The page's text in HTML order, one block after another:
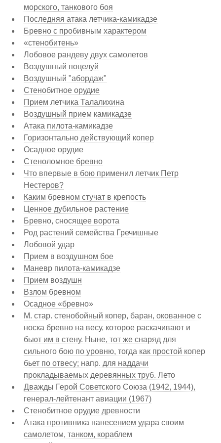
морского, танкового боя
Последняя атака летчика-камикадзе
Бревно с пробивным характером
«стенобитень»
Лобовое рандеву двух самолетов
Воздушный поцелуй
Воздушный "абордаж"
Стенобитное орудие
Прием летчика Талалихина
Воздушный прием камикадзе
Атака пилота-камикадзе
Горизонтально действующий копер
Осадное орудие
Стеноломное бревно
Что впервые в бою применил летчик Петр
Нестеров?
Каким бревном стучат в крепость
Ценное дубильное растение
Бревно, сносящее ворота
Род растений семейства Гречишные
Лобовой удар
Прием в воздушном бое
Маневр пилота-камикадзе
Прием воздушн
Взлом бревном
Осадное «бревно»
М. стар. стенобойный копер, баран, окованное с
носка бревно на весу, которое раскачивают и
бьют им в стену. Ныне, тот же снаряд для
сильного бою по уровню, тогда как простой копер
бьет по отвесу; напр. для наддачи
прокладываемых деревянных труб. Лето
Дважды Герой Советского Союза (1942, 1944),
генерал-лейтенант авиации (1967)
Стенобитное орудие древности
Атака противника нанесением удара своим
самолетом, танком, кораблем